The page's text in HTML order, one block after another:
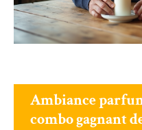
Ambiance
combo gagnant